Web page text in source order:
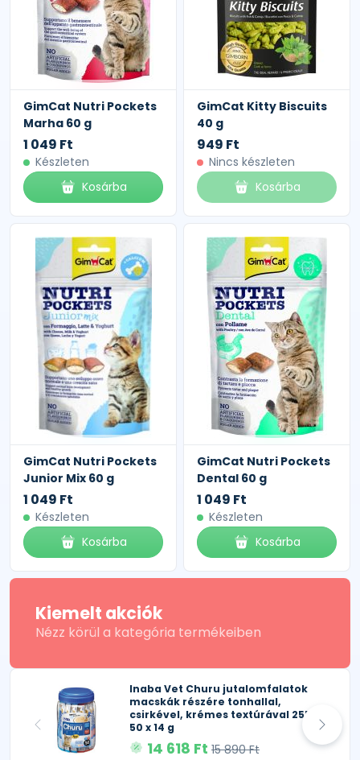
GimCat Nutri Pockets
Marha 60 g
1 049 Ft
Készleten
Kosárba
GimCat Kitty Biscuits
40 g
949 Ft
Nincs készleten
Kosárba
GimCat Nutri Pockets
Junior Mix 60 g
1 049 Ft
Készleten
Kosárba
GimCat Nutri Pockets
Dental 60 g
1 049 Ft
Készleten
Kosárba
Kiemelt akciók
Nézz körül a kategória termékeiben
Inaba Vet Churu jutalomfalatok
macskák részére tonhallal,
csirkével, krémes textúrával 25P
50 x 14 g
14 618 Ft 15 890 Ft